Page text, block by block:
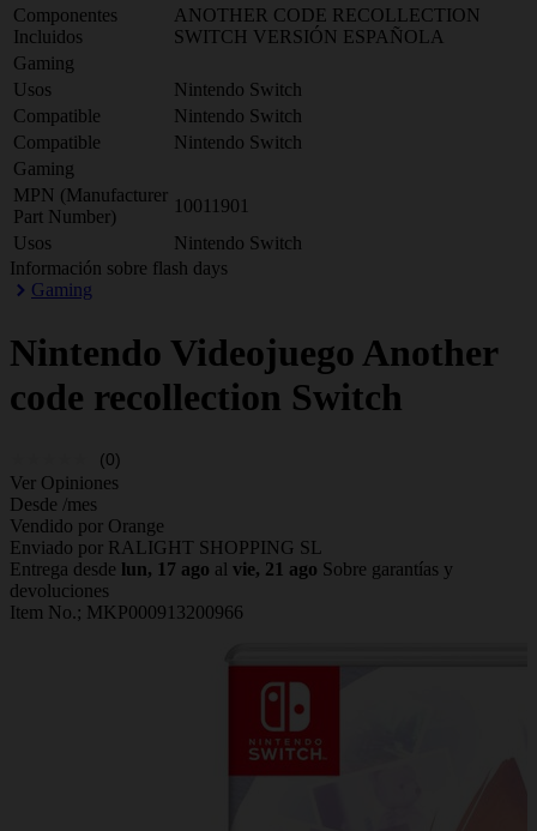
Componentes
Incluidos
ANOTHER CODE RECOLLECTION
SWITCH VERSIÓN ESPAÑOLA
Gaming
Usos
Nintendo Switch
Compatible
Nintendo Switch
Compatible
Nintendo Switch
Gaming
MPN (Manufacturer
Part Number)
10011901
Usos
Nintendo Switch
Información sobre flash days
Gaming
Nintendo Videojuego Another
code recollection Switch
(0)
Ver Opiniones
Desde /mes
Vendido por Orange
Enviado por RALIGHT SHOPPING SL
Entrega desde lun, 17 ago al vie, 21 ago Sobre garantías y
devoluciones
Item No.; MKP000913200966